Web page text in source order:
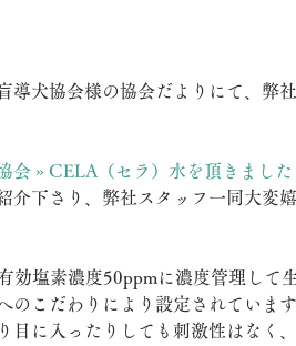
導犬協会様の協会だよりにて、弊
会 » CELA（セラ）水を頂きまし
介下さり、弊社スタッフ一同大変
効塩素濃度50ppmに濃度管理して
のこだわりにより設定されています
目に入ったりしても刺激性はなく